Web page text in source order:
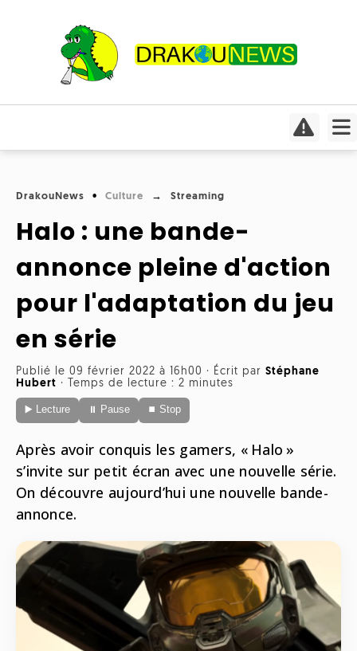
Actualités
International
Météo
ONG
Française
Santé
Sciences
Culture
vidéo
Livres
Mangas
Streaming
Théâtre
Focus
Interviews
Médias
Radio
Télévision
Animaux
Biodiversité
Sports
DrakouNews Culture Streaming
Halo : une bande-
annonce pleine d'action
pour l'adaptation du jeu
en série
Publié le 09 février 2022 à 16h00 · Écrit par Stéphane
Hubert · Temps de lecture : 2 minutes
▶️ Lecture ⏸ Pause ⏹ Stop
Après avoir conquis les gamers, « Halo »
s’invite sur petit écran avec une nouvelle série.
On découvre aujourd’hui une nouvelle bande-
annonce.